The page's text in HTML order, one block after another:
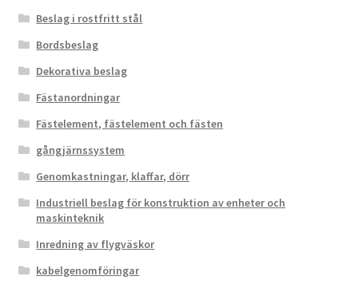
Beslag i rostfritt stål
Bordsbeslag
Dekorativa beslag
Fästanordningar
Fästelement, fästelement och fästen
gångjärnssystem
Genomkastningar, klaffar, dörr
Industriell beslag för konstruktion av enheter och
maskinteknik
Inredning av flygväskor
kabelgenomföringar